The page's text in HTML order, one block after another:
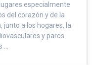
especialmente
del corazón y de la
junto a los hogares, la
y paros
…